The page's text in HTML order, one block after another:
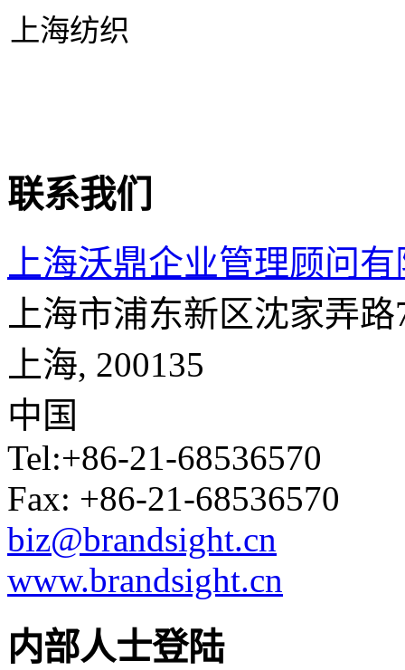
上海纺织
联系我们
上海沃鼎企业管理顾问
上海市浦东新区沈家弄
上海, 200135
中国
Tel:+86-21-68536570
Fax: +86-21-68536570
biz@brandsight.cn
www.brandsight.cn
内部人士登陆